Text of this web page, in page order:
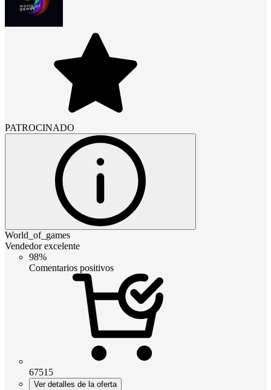
PATROCINADO
World_of_games
Vendedor excelente
98%
Comentarios positivos
67515
Ver detalles de la oferta